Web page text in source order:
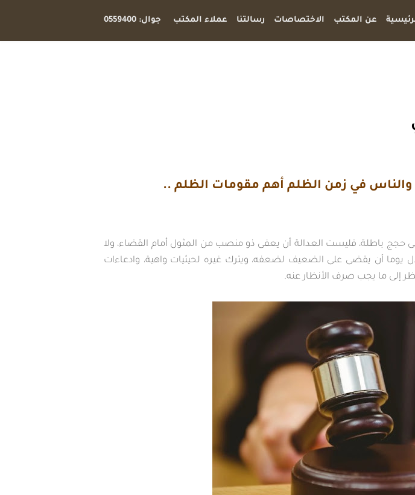
عن المكتب الاختصاصات رسالتنا عملاء المكتب جوال: 0559400
في زمن الظلم أهم مقومات الظلم ..
حجج باطلة، فليست العدالة أن يعفى ذو منصب من المثول أمام القضاء، ولا
يوما أن يقضى على الضعيف لضعفه، ويترك غيره لحيثيات واهية، وادعاءات
إلى ما يجب صرف الأنظار عنه.